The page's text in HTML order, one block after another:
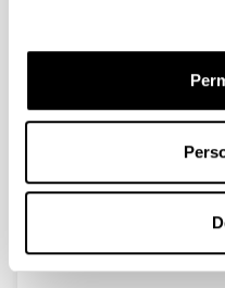
F. Villate, G. Aravena,
Año:
Revista:
30
Página de inicio -